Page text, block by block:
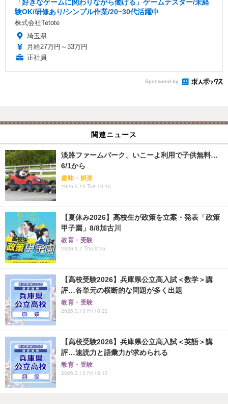
「好きなゲームに関わりながら働ける」ゲームテスター/未経
験OK/研修あり/シンプル作業/20~30代活躍中
株式会社Tetote
埼玉県
月給27万円～33万円
正社員
Sponsored by
関連ニュース
淡路ファームパーク、いこーよ利用で子供無料…
6/1から
趣味・娯楽
2026.5.19 Tue 13:15
【夏休み2026】高校生が政策を立案・発表「政策
甲子園」8/8加古川
教育・受験
2026.5.7 Thu 9:45
【高校受験2026】兵庫県公立高入試＜数学＞講
評…各単元の横断的な問題が多く出題
教育・受験
2026.3.13 Fri 18:22
【高校受験2026】兵庫県公立高入試＜英語＞講
評…速読力と語彙力が求められる
教育・受験
2026.3.13 Fri 18:10